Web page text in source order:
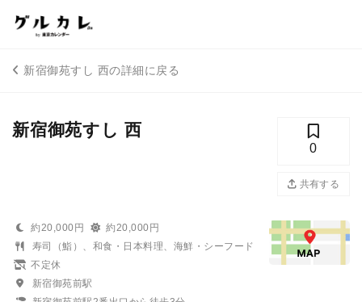
新宿御苑すし 西の詳細に戻る
新宿御苑すし 西
0
共有する
約20,000円
約20,000円
寿司（鮨）、和食・日本料理、海鮮・シーフード
不定休
新宿御苑前駅